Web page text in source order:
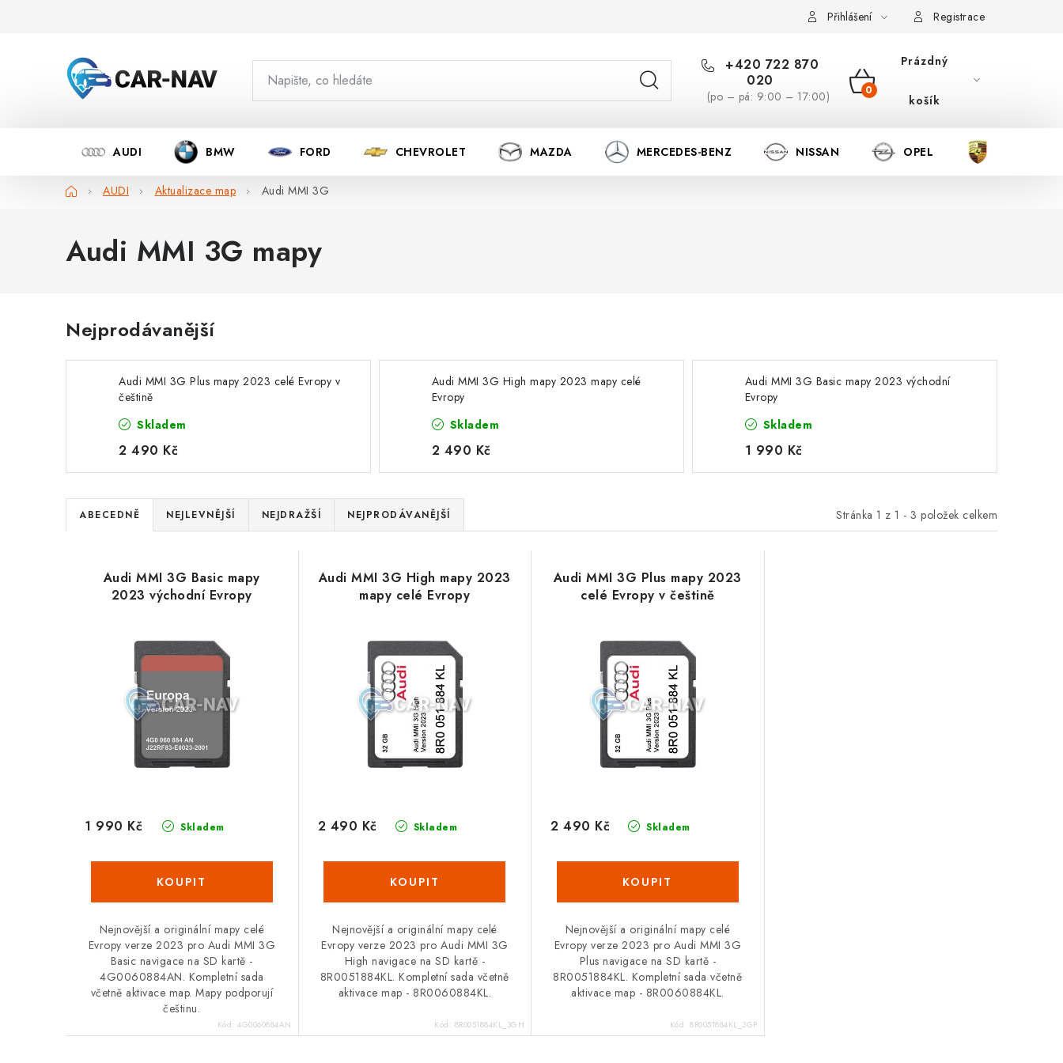
Přihlášení Registrace
+420 722 870
020
(po – pá: 9:00 – 17:00)
NÁKUPNÍ
KOŠÍK
Prázdný
košík
AUDI BMW FORD CHEVROLET MAZDA MERCEDES-BENZ NISSAN OPEL
DomůAUDI Aktualizace map Audi MMI 3G
Audi MMI 3G mapy
Nejprodávanější
Audi MMI 3G Plus mapy 2023 celé Evropy v
češtině
Skladem
2 490 Kč
Audi MMI 3G High mapy 2023 mapy celé
Evropy
Skladem
2 490 Kč
Audi MMI 3G Basic mapy 2023 východní
Evropy
Skladem
1 990 Kč
Stránka 1 z 1 - 3 položek celkem
Ř
a
ABECEDNĚ NEJLEVNĚJŠÍ NEJDRAŽŠÍ NEJPRODÁVANĚJŠÍ
Audi MMI 3G Basic mapy
2023 východní Evropy
Skladem
1 990 Kč
Nejnovější a originální mapy celé
Evropy verze 2023 pro Audi MMI 3G
Basic navigace na SD kartě -
4G0060884AN. Kompletní sada
včetně aktivace map. Mapy podporují
češtinu.
Kód: 4G0060884AN
Audi MMI 3G High mapy 2023
mapy celé Evropy
Skladem
2 490 Kč
Nejnovější a originální mapy celé
Evropy verze 2023 pro Audi MMI 3G
High navigace na SD kartě -
8R0051884KL. Kompletní sada včetně
aktivace map - 8R0060884KL.
Kód: 8R0051884KL_3GH
Audi MMI 3G Plus mapy 2023
celé Evropy v češtině
Skladem
2 490 Kč
Nejnovější a originální mapy celé
Evropy verze 2023 pro Audi MMI 3G
Plus navigace na SD kartě -
8R0051884KL. Kompletní sada včetně
aktivace map - 8R0060884KL.
Kód: 8R0051884KL_3GP